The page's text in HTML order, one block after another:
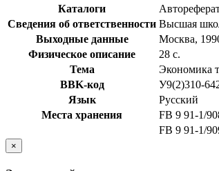
Каталоги
Сведения об ответственности Высшая
Выходные данные
Москва,
Физическое описание
28 с.
Тема
Экономика
BBK-код
У9(2)310-
Язык
Русский
Места хранения
FB 9 91-1/
FB 9 91-1/
×